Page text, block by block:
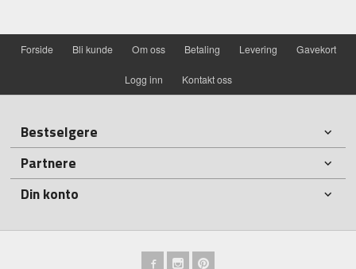
Forside Bli kunde Om oss Betaling Levering Gavekort
Logg inn Kontakt oss
Bestselgere
Partnere
Din konto